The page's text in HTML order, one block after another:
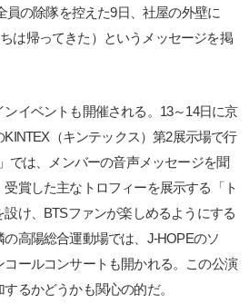
員の除隊を控えた9日、社屋の外壁に
ちは帰ってきた）というメッセージを掲
イベントも開催される。13～14日に京
（キンテックス）第2展示場で行
では、メンバーの音声メッセージを聞
賞した主なトロフィーを展示する「ト
け、BTSファンが楽しめるようにする
高陽総合運動場では、J-HOPEのソ
ールコンサートも開かれる。この公演
るかどうかも関心の的だ。